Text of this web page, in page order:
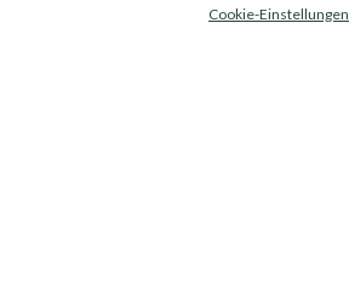
Cookie-Einstellungen